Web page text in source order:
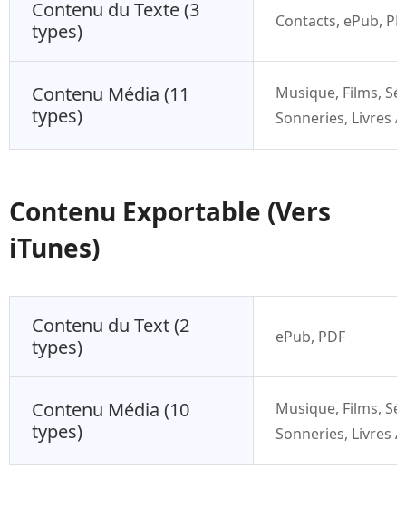
Contenu du Texte (3
types)
Contacts, ePub,
Contenu Média (11
types)
Musique, Films,
Sonneries, Livres
Contenu Exportable (Vers
iTunes)
Contenu du Text (2
types)
ePub, PDF
Contenu Média (10
types)
Musique, Films,
Sonneries, Livres